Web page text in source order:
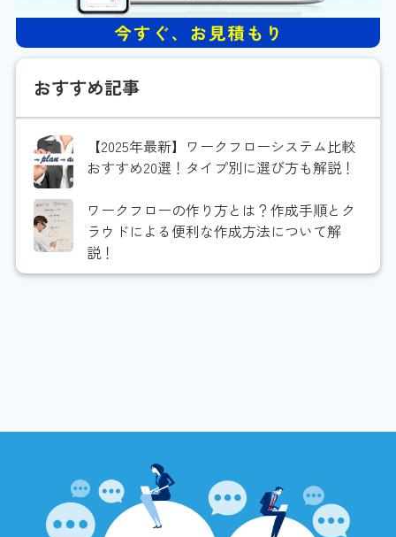
おすすめ記事
【2025年最新】ワークフローシステム比較
おすすめ20選！タイプ別に選び方も解説！
ワークフローの作り方とは？作成手順とク
ラウドによる便利な作成方法について解
説！